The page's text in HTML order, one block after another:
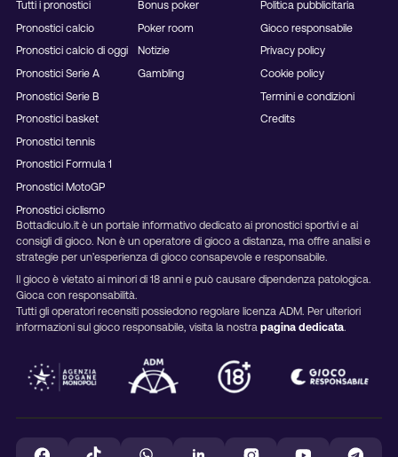
Tutti i pronostici
Pronostici calcio
Pronostici calcio di oggi
Pronostici Serie A
Pronostici Serie B
Pronostici basket
Pronostici tennis
Pronostici Formula 1
Pronostici MotoGP
Pronostici ciclismo
Bonus poker
Poker room
Notizie
Gambling
Politica pubblicitaria
Gioco responsabile
Privacy policy
Cookie policy
Termini e condizioni
Credits
Bottadiculo.it è un portale informativo dedicato ai pronostici sportivi e ai
consigli di gioco. Non è un operatore di gioco a distanza, ma offre analisi e
strategie per un’esperienza di gioco consapevole e responsabile.
Il gioco è vietato ai minori di 18 anni e può causare dipendenza patologica.
Gioca con responsabilità.
Tutti gli operatori recensiti possiedono regolare licenza ADM. Per ulteriori
informazioni sul gioco responsabile, visita la nostra pagina dedicata.